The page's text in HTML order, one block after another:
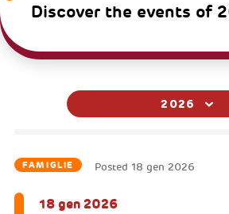
Discover the events of
2026
FAMIGLIE Posted 18 gen 2026
18 gen 2026